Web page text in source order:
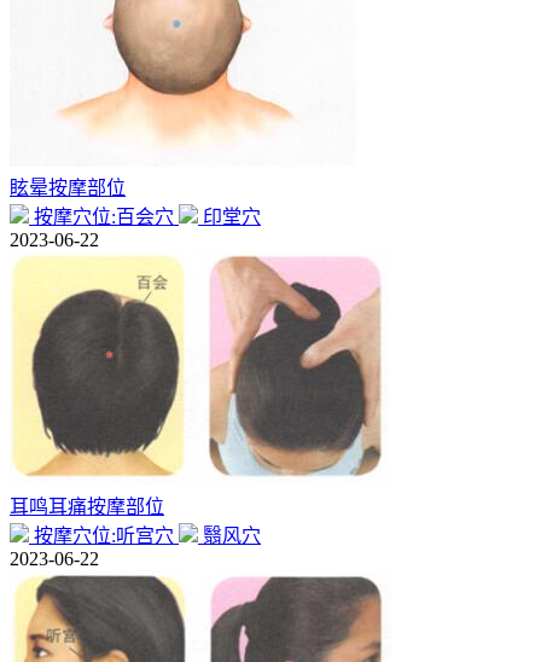
眩晕按摩部位
按摩穴位:百会穴
印堂穴
2023-06-22
耳鸣耳痛按摩部位
按摩穴位:听宫穴
翳风穴
2023-06-22